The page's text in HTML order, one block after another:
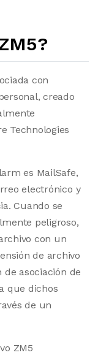
con
creado
Technologies
es MailSafe,
electrónico y
Cuando se
peligroso,
con un
de archivo
asociación de
que dichos
de un
ZM5